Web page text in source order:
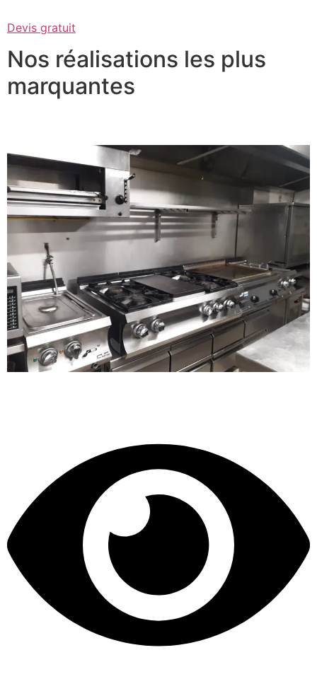
Devis gratuit
Nos réalisations les plus
marquantes